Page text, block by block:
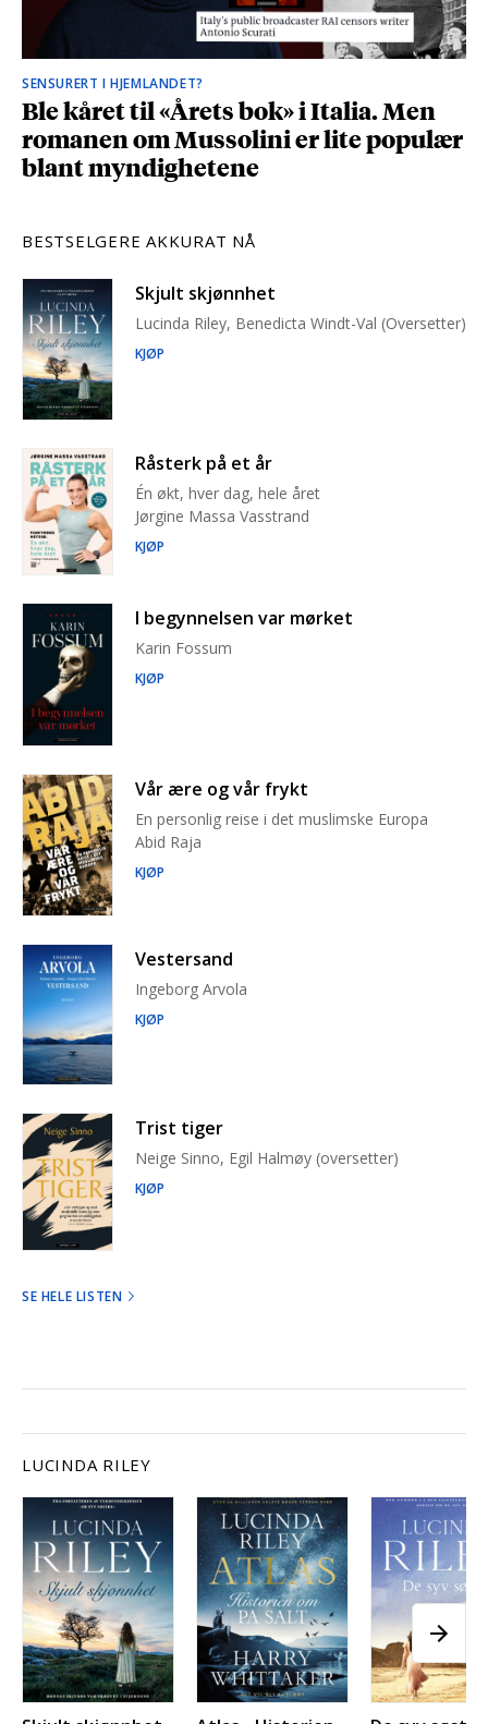
SENSURERT I HJEMLANDET?
Ble kåret til «Årets bok» i Italia. Men
romanen om Mussolini er lite populær
blant myndighetene
BESTSELGERE AKKURAT NÅ
Skjult skjønnhet
Lucinda Riley, Benedicta Windt-Val (Oversetter)
KJØP
Råsterk på et år
Én økt, hver dag, hele året
Jørgine Massa Vasstrand
KJØP
I begynnelsen var mørket
Karin Fossum
KJØP
Vår ære og vår frykt
En personlig reise i det muslimske Europa
Abid Raja
KJØP
Vestersand
Ingeborg Arvola
KJØP
Trist tiger
Neige Sinno, Egil Halmøy (oversetter)
KJØP
SE HELE LISTEN
LUCINDA RILEY